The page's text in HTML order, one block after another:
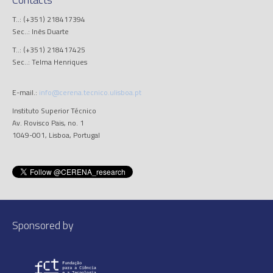
T..: (+351) 218417394
Sec..: Inês Duarte
T..: (+351) 218417425
Sec..: Telma Henriques
E-mail.: info@cerena.tecnico.ulisboa.pt
Instituto Superior Técnico
Av. Rovisco Pais, no. 1
1049-001, Lisboa, Portugal
Sponsored by